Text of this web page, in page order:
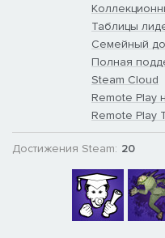
Таблицы
Семейный
Полная
Steam Cloud
Remote Play
Remote Play
Достижения Steam: 20